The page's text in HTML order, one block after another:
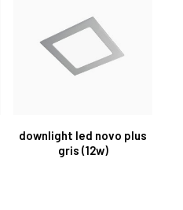
downlight led novo plus
gris (12w)